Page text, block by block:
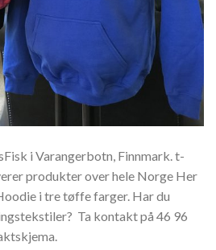
i Varangerbotn, Finnmark. t-
produkter over hele Norge Her
i tre tøffe farger. Har du
Ta kontakt på 46 96